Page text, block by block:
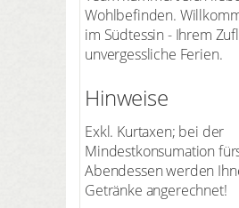
Wohlbefinden.
im Südtessin - Ihrem
unvergessliche Ferien.
Hinweise
Exkl. Kurtaxen; bei der
Mindestkonsumation
Abendessen werden
Getränke angerechnet!